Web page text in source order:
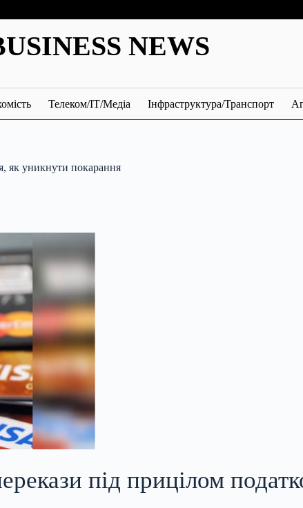
NEWS
Телеком/ІТ/Медіа Інфраструктура/Транспорт
як уникнути покарання
під прицілом